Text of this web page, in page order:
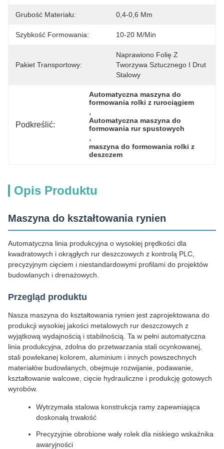
Grubość Materiału: 0,4-0,6 Mm
Szybkość Formowania: 10-20 M/min
Pakiet Transportowy:
Naprawiono Folię Z
Tworzywa Sztucznego I Drut
Stalowy
Podkreślić:
Automatyczna maszyna do
formowania rolki z rurociągiem
,
Automatyczna maszyna do
formowania rur spustowych
,
maszyna do formowania rolki z
deszczem
Opis Produktu
Maszyna do kształtowania rynien
Automatyczna linia produkcyjna o wysokiej prędkości dla
kwadratowych i okrągłych rur deszczowych z kontrolą PLC,
precyzyjnym cięciem i niestandardowymi profilami do projektów
budowlanych i drenażowych.
Przegląd produktu
Nasza maszyna do kształtowania rynien jest zaprojektowana do
produkcji wysokiej jakości metalowych rur deszczowych z
wyjątkową wydajnością i stabilnością. Ta w pełni automatyczna
linia produkcyjna, zdolna do przetwarzania stali ocynkowanej,
stali powlekanej kolorem, aluminium i innych powszechnych
materiałów budowlanych, obejmuje rozwijanie, podawanie,
kształtowanie walcowe, cięcie hydrauliczne i produkcję gotowych
wyrobów.
Wytrzymała stalowa konstrukcja ramy zapewniająca
doskonałą trwałość
Precyzyjnie obrobione wały rolek dla niskiego wskaźnika
awaryjności